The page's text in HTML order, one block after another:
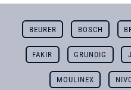
BEURER BOSCH
FAKIR GRUNDIG
MOULINEX